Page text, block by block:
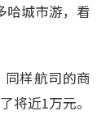
哈城市游，看
样航司的商
将近1万元。